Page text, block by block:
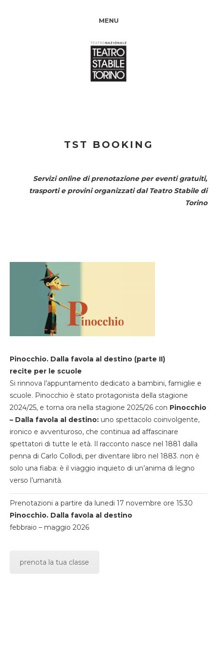
MENU
TST BOOKING
Servizi online di prenotazione per eventi gratuiti,
trasporti e provini organizzati dal Teatro Stabile di
Torino
Pinocchio. Dalla favola al destino (parte II)
recite per le scuole
Si rinnova l’appuntamento dedicato a bambini, famiglie e
scuole. Pinocchio è stato protagonista della stagione
2024/25, e torna ora nella stagione 2025/26 con Pinocchio
– Dalla favola al destino: uno spettacolo coinvolgente,
ironico e avventuroso, che continua ad affascinare
spettatori di tutte le età. Il racconto nasce nel 1881 dalla
penna di Carlo Collodi, per diventare libro nel 1883. non è
solo una fiaba: è il viaggio inquieto di un’anima di legno
verso l’umanità.
Prenotazioni a partire da lunedi 17 novembre ore 15.30
Pinocchio. Dalla favola al destino
febbraio – maggio 2026
prenota la tua classe